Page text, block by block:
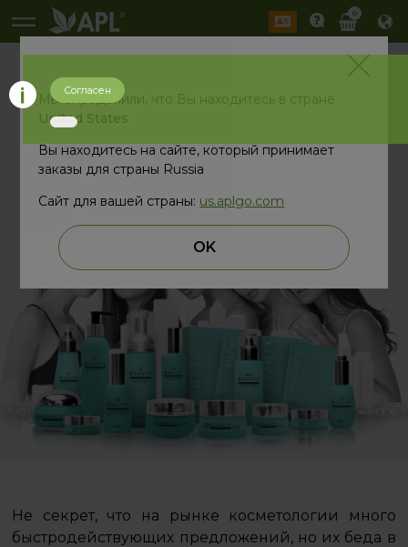
0
В ПОИСКАХ
ИДЕАЛЬНОЙ
ФОРМУЛЫ КРАСОТЫ
Не секрет, что на рынке косметологии много
быстродействующих предложений, но их беда в
Мы определили, что Вы находитесь в стране
United States
Вы находитесь на сайте, который принимает
заказы для страны Russia
Сайт для вашей страны: us.aplgo.com
OK
Согласен